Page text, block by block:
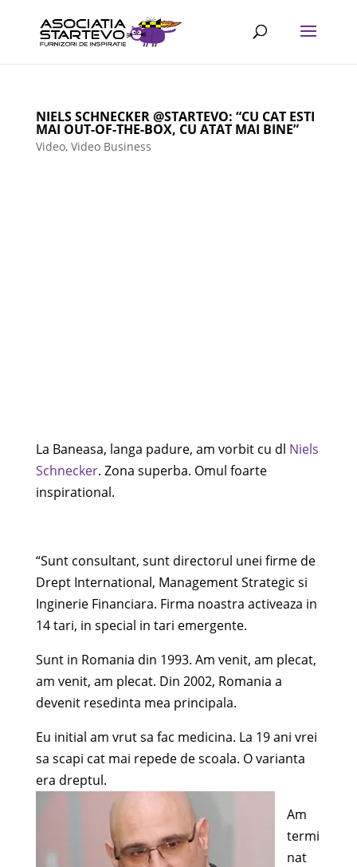
NIELS SCHNECKER @STARTEVO: “CU CAT ESTI
MAI OUT-OF-THE-BOX, CU ATAT MAI BINE”
Video, Video Business
La Baneasa, langa padure, am vorbit cu dl Niels
Schnecker. Zona superba. Omul foarte
inspirational.
“Sunt consultant, sunt directorul unei firme de
Drept International, Management Strategic si
Inginerie Financiara. Firma noastra activeaza in
14 tari, in special in tari emergente.
Sunt in Romania din 1993. Am venit, am plecat,
am venit, am plecat. Din 2002, Romania a
devenit resedinta mea principala.
Eu initial am vrut sa fac medicina. La 19 ani vrei
sa scapi cat mai repede de scoala. O varianta
era dreptul.
Am
termi
nat